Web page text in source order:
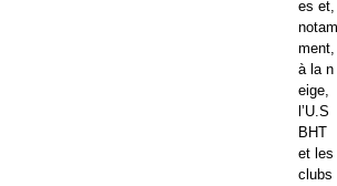
es et,
notam
ment,
à la n
eige,
l’U.S
BHT
et les
clubs